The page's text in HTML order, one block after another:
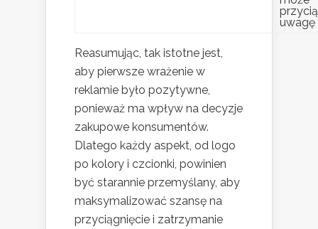
uwagę
Reasumując, tak istotne jest,
aby pierwsze wrażenie w
reklamie było pozytywne,
ponieważ ma wpływ na decyzje
zakupowe konsumentów.
Dlatego każdy aspekt, od logo
po kolory i czcionki, powinien
być starannie przemyślany, aby
maksymalizować szansę na
przyciągnięcie i zatrzymanie